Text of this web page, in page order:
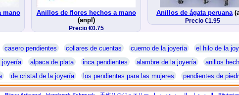
mano
Anillos de flores hechos a mano
(anpl)
Precio €0.75
Anillos de ágata peruana
Precio €1.95
casero pendientes collares de cuentas cuerno de la joyería el hilo de la
joyería alpaca de plata inca pendientes alambre de la joyería anillos
de cristal de la joyería los pendientes para las mujeres pendientes de